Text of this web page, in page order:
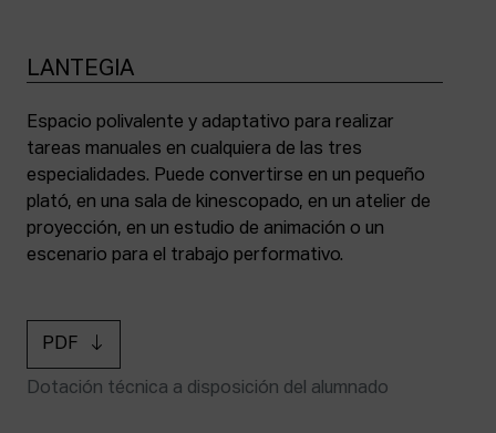
LANTEGIA
Espacio polivalente y adaptativo para realizar
tareas manuales en cualquiera de las tres
especialidades. Puede convertirse en un pequeño
plató, en una sala de kinescopado, en un atelier de
proyección, en un estudio de animación o un
escenario para el trabajo performativo.
PDF
Dotación técnica a disposición del alumnado